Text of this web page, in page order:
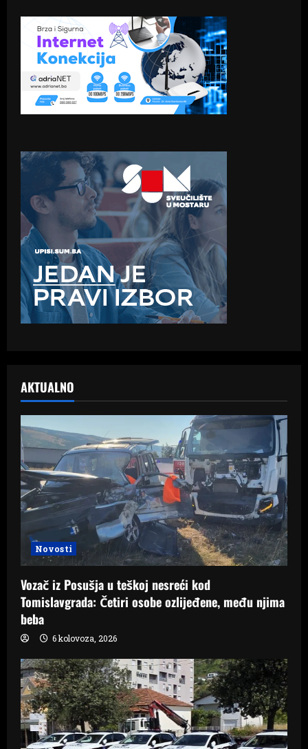
AKTUALNO
Novosti
Vozač iz Posušja u teškoj nesreći kod
Tomislavgrada: Četiri osobe ozlijeđene, među njima
beba
6 kolovoza, 2026